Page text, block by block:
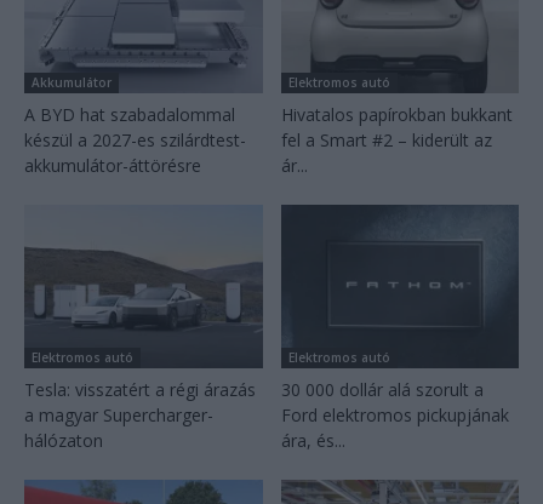
Akkumulátor
A BYD hat szabadalommal
készül a 2027-es szilárdtest-
akkumulátor-áttörésre
Elektromos autó
Hivatalos papírokban bukkant
fel a Smart #2 – kiderült az
ár...
Elektromos autó
Tesla: visszatért a régi árazás
a magyar Supercharger-
hálózaton
Elektromos autó
30 000 dollár alá szorult a
Ford elektromos pickupjának
ára, és...